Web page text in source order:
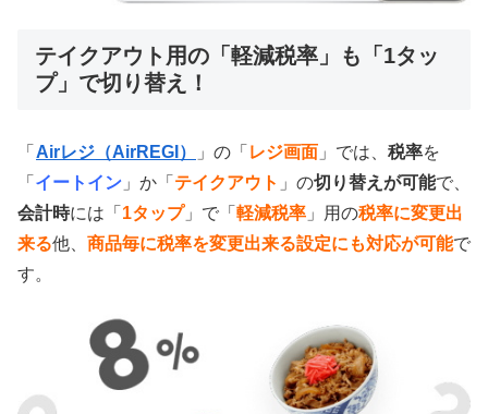
テイクアウト用の「軽減税率」も「1タッ
プ」で切り替え！
「 Airレジ（AirREGI） 」の「 レジ画面 」では、 税率を
「 イートイン 」か「 テイクアウト 」の切り替えが可能で、
会計時には「 1タップ」で「 軽減税率 」用の税率に変更出
来る他、 商品毎に税率を変更出来る設定にも対応が可能で
す。